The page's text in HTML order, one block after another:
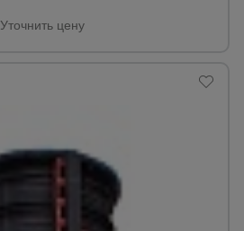
Уточнить цену